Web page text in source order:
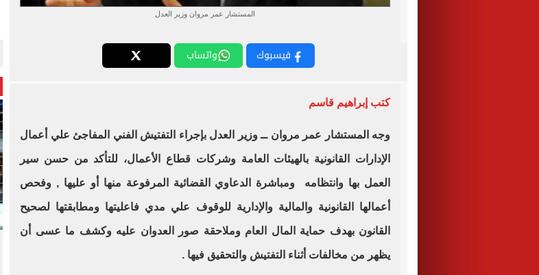
المستشار عمر مروان وزير العدل
فيسبوك واتساب
كتب إبراهيم قاسم
وجه المستشار عمر مروان ــ وزير العدل بإجراء التفتيش الفني المفاجئ علي أعمال
الإدارات القانونية بالهيئات العامة وشركات قطاع الأعمال، للتأكد من حسن سير
العمل بها وانتظامه ومباشرة الدعاوي القضائية المرفوعة منها أو عليها , وفحص
أعمالها القانونية والمالية والإدارية للوقوف علي مدي فاعليتها ومطابقتها لصحيح
القانون بهدف حماية المال العام وملاحقة صور العدوان عليه وكشف ما عسى أن
يظهر من مخالفات أثناء التفتيش والتحقيق فيها .